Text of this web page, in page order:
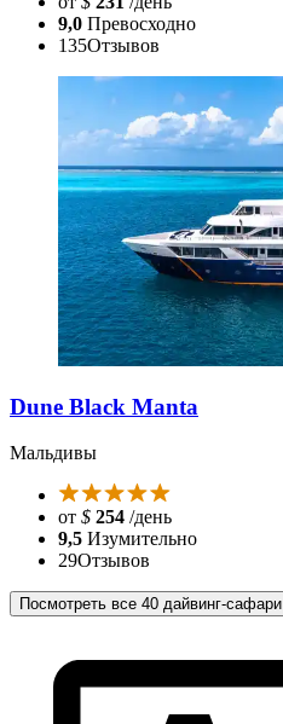
9,0 Превосходно
135Отзывов
Dune Black Manta
Мальдивы
от $ 254 /день
9,5 Изумительно
29Отзывов
Посмотреть все 40 дайвинг-сафари